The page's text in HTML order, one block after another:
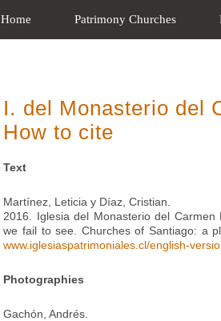
Home Patrimony Churches
I. del Monasterio del
How to cite
Text
Martínez, Leticia y Díaz, Cristian.
2016. Iglesia del Monasterio del
we fail to see. Churches of Santiago: a
www.iglesiaspatrimoniales.cl/english-
Photographies
Gachón, Andrés.